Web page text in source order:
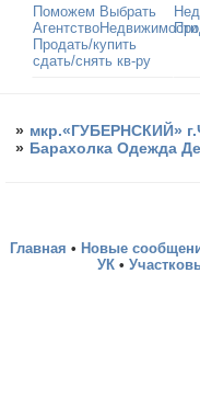
Поможем Выбрать
АгентствоНедвижимости
Продать/купить
сдать/снять кв-ру
» мкр.«ГУБЕРНСКИЙ»
» Барахолка Одежда
Главная • Новые
УК •